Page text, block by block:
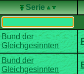
Serie
Bund der
Bund der